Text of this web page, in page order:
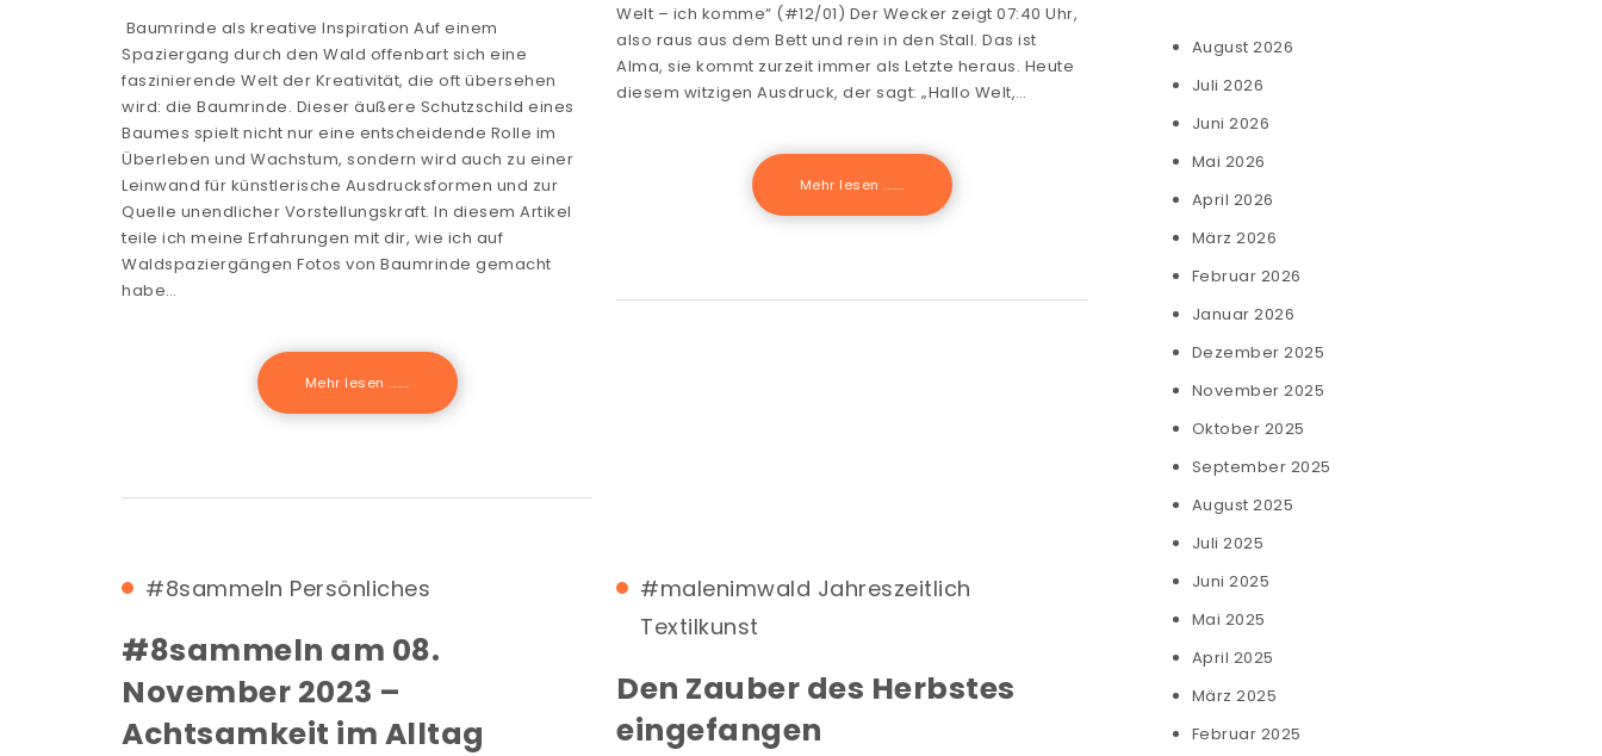
Baumrinde als kreative Inspiration Auf einem
Spaziergang durch den Wald offenbart sich eine
faszinierende Welt der Kreativität, die oft übersehen
wird: die Baumrinde. Dieser äußere Schutzschild eines
Baumes spielt nicht nur eine entscheidende Rolle im
Überleben und Wachstum, sondern wird auch zu einer
Leinwand für künstlerische Ausdrucksformen und zur
Quelle unendlicher Vorstellungskraft. In diesem Artikel
teile ich meine Erfahrungen mit dir, wie ich auf
Waldspaziergängen Fotos von Baumrinde gemacht
habe…
Mehr lesen .......
Welt – ich komme“ (#12/01) Der Wecker zeigt 07:40 Uhr,
also raus aus dem Bett und rein in den Stall. Das ist
Alma, sie kommt zurzeit immer als Letzte heraus. Heute
diesem witzigen Ausdruck, der sagt: „Hallo Welt,…
Mehr lesen .......
#8sammeln Persönliches
#8sammeln am 08.
November 2023 –
Achtsamkeit im Alltag
#malenimwald Jahreszeitlich
Textilkunst
Den Zauber des Herbstes
eingefangen
August 2026
Juli 2026
Juni 2026
Mai 2026
April 2026
März 2026
Februar 2026
Januar 2026
Dezember 2025
November 2025
Oktober 2025
September 2025
August 2025
Juli 2025
Juni 2025
Mai 2025
April 2025
März 2025
Februar 2025